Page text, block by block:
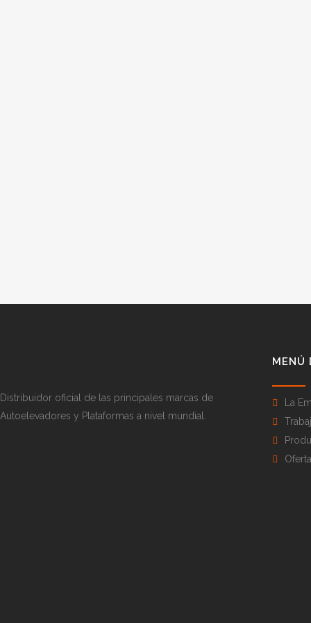
Distribuidor oficial de las principales marcas de
Autoelevadores y Plataformas a nivel mundial.
MENÚ
La